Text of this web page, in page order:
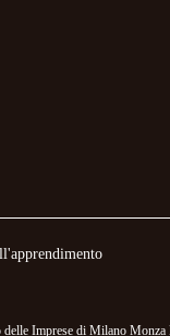
Imprese di Milano